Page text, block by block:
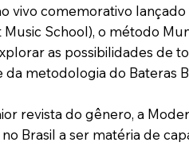
vivo comemorativo lançado
School), o método
as possibilidades de
metodologia do Bateras
revista do gênero, a
Brasil a ser matéria de